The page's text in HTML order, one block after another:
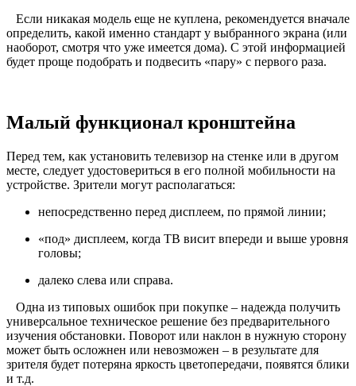
Если никакая модель еще не куплена, рекомендуется вначале
определить, какой именно стандарт у выбранного экрана (или
наоборот, смотря что уже имеется дома). С этой информацией
будет проще подобрать и подвесить «пару» с первого раза.
Малый функционал кронштейна
Перед тем, как установить телевизор на стенке или в другом
месте, следует удостовериться в его полной мобильности на
устройстве. Зрители могут располагаться:
непосредственно перед дисплеем, по прямой линии;
«под» дисплеем, когда ТВ висит впереди и выше уровня
головы;
далеко слева или справа.
Одна из типовых ошибок при покупке – надежда получить
универсальное техническое решение без предварительного
изучения обстановки. Поворот или наклон в нужную сторону
может быть осложнен или невозможен – в результате для
зрителя будет потеряна яркость цветопередачи, появятся блики
и т.д.